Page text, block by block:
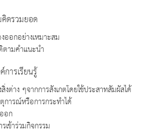
ดรวมยอด
อกอย่างเหมาะสม
ามคำแนะนำ
ารเรียนรู้
ต่าง ๆจากการสังเกตโดยใช้ประสาทสัมผัสได้
การณ์หรือการกระทำได้
อก
เข้าร่วมกิจกรรม